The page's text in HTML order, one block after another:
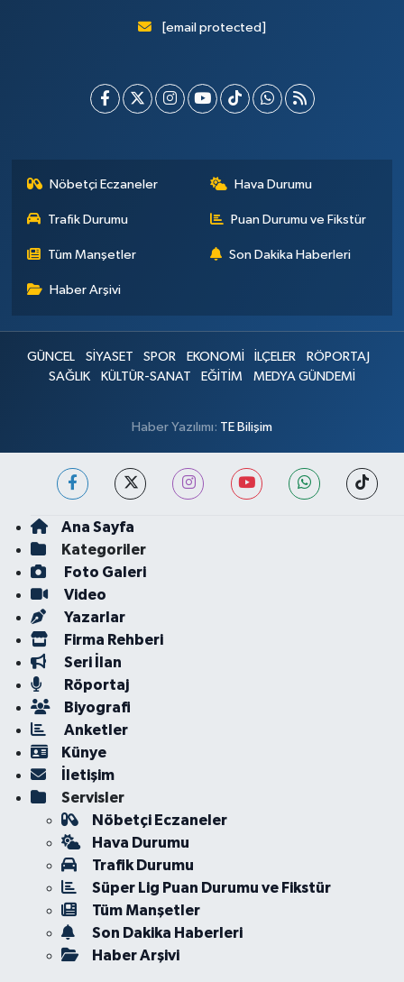
[email protected]
Nöbetçi Eczaneler Hava Durumu
Trafik Durumu Puan Durumu ve Fikstür
Tüm Manşetler Son Dakika Haberleri
Haber Arşivi
GÜNCEL SİYASET SPOR EKONOMİ İLÇELER
RÖPORTAJ
SAĞLIK
KÜLTÜR-SANAT EĞİTİM MEDYA GÜNDEMİ
Haber Yazılımı: TE Bilişim
Ana Sayfa
Kategoriler
Foto Galeri
Video
Yazarlar
Firma Rehberi
Seri İlan
Röportaj
Biyografi
Anketler
Künye
İletişim
Servisler
Nöbetçi Eczaneler
Hava Durumu
Trafik Durumu
Süper Lig Puan Durumu ve Fikstür
Tüm Manşetler
Son Dakika Haberleri
Haber Arşivi